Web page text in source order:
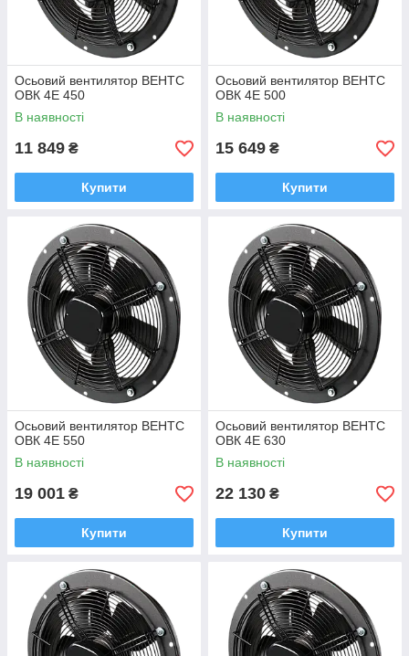
Осьовий вентилятор ВЕНТС
ОВК 4Е 450
В наявності
11 849 ₴
Купити
Осьовий вентилятор ВЕНТС
ОВК 4Е 500
В наявності
15 649 ₴
Купити
Осьовий вентилятор ВЕНТС
ОВК 4Е 550
В наявності
19 001 ₴
Купити
Осьовий вентилятор ВЕНТС
ОВК 4Е 630
В наявності
22 130 ₴
Купити